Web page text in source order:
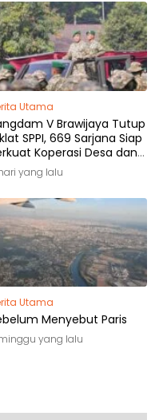
Utama
V Brawijaya Tutup
SPPI, 669 Sarjana Siap
Koperasi Desa dan
Nelayan
yang lalu
Utama
Menyebut Paris
yang lalu